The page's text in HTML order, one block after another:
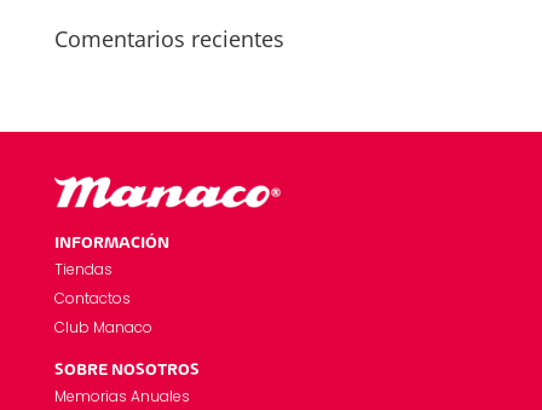
Comentarios recientes
INFORMACIÓN
Tiendas
Contactos
Club Manaco
SOBRE NOSOTROS
Memorias Anuales